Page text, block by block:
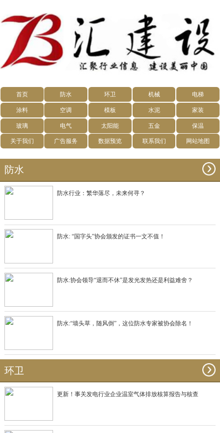
首页 防水 环卫 机械 电梯
涂料 空调 模板 水泥 家装
玻璃 电气 太阳能 五金 保温
关于我们 广告服务 数据预览 联系我们 网站地图
防水
防水行业：繁华落尽，未来何寻？
防水: “国字头”协会颁发的证书一文不值！
防水:协会领导“退而不休”是发光发热还是利益难舍？
防水:“墙头草，随风倒”，这位防水专家被协会除名！
环卫
更新！事关发电行业企业温室气体排放核算报告与核查